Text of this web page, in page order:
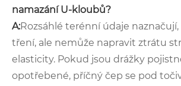
namazání U-kloubů?
A:Rozsáhlé terénní údaje naznačují,
tření, ale nemůže napravit ztrátu
elasticity. Pokud jsou drážky
opotřebené, příčný čep se pod